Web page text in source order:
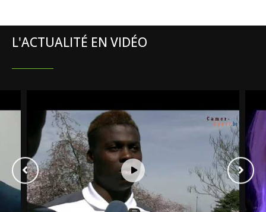
L'ACTUALITÉ EN VIDÉO